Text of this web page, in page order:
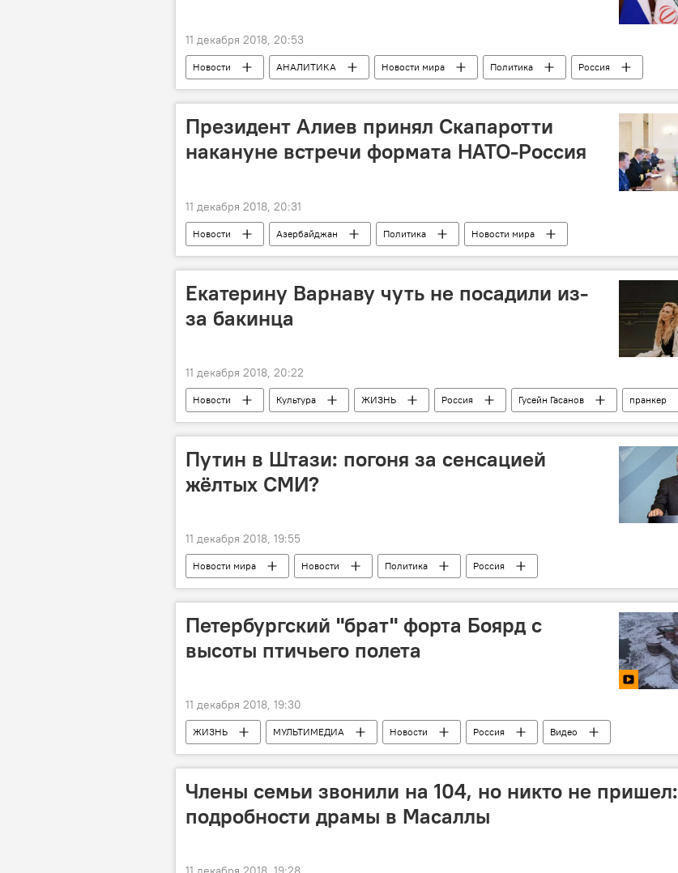
11 декабря 2018, 20:53
Новости АНАЛИТИКА Новости мира Политика Россия
Президент Алиев принял Скапаротти
накануне встречи формата НАТО-Россия
11 декабря 2018, 20:31
Новости Азербайджан Политика Новости мира
Екатерину Варнаву чуть не посадили из-
за бакинца
11 декабря 2018, 20:22
Новости Культура ЖИЗНЬ Россия Гусейн Гасанов
пранкер
Розыгрыш
Путин в Штази: погоня за сенсацией
жёлтых СМИ?
11 декабря 2018, 19:55
Новости мира Новости Политика Россия
Петербургский "брат" форта Боярд с
высоты птичьего полета
11 декабря 2018, 19:30
ЖИЗНЬ МУЛЬТИМЕДИА Новости Россия Видео
Члены семьи звонили на 104, но никто не пришел:
подробности драмы в Масаллы